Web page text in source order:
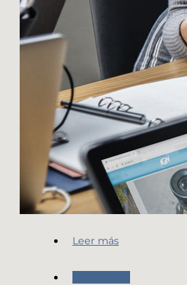
Leer más